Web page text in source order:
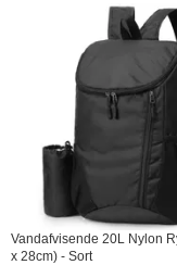
Vandafvisende 20L Nylon
x 28cm) - Sort